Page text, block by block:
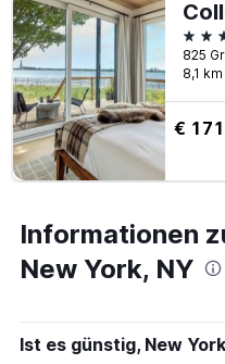
4
8,1
€ 171
Informationen
New York, NY
Ist es günstig, New